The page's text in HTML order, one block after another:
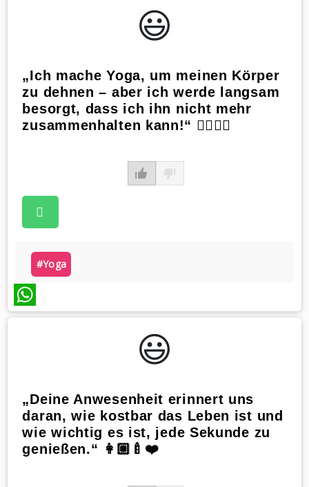
😃️
„Ich mache Yoga, um meinen Körper
zu dehnen – aber ich werde langsam
besorgt, dass ich ihn nicht mehr
zusammenhalten kann!“ 🙆‍♀️🧘‍♂️
#yoga
WhatsApp
😃️
„Deine Anwesenheit erinnert uns
daran, wie kostbar das Leben ist und
wie wichtig es ist, jede Sekunde zu
genießen.“ 👩🏼‍🍼❤️